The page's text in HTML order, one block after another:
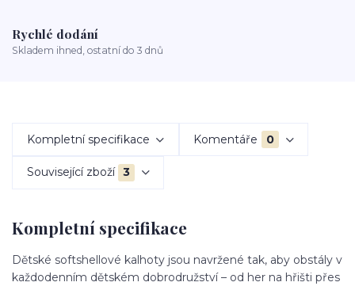
Rychlé dodání
Skladem ihned, ostatní do 3 dnů
Kompletní specifikace Komentáře 0
Související zboží 3
Kompletní specifikace
Dětské softshellové kalhoty jsou navržené tak, aby obstály v
každodenním dětském dobrodružství – od her na hřišti přes